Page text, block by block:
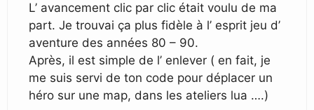
L’ avancement clic par clic était voulu de ma
part. Je trouvai ça plus fidèle à l’ esprit jeu d’
aventure des années 80 – 90.
Après, il est simple de l’ enlever ( en fait, je
me suis servi de ton code pour déplacer un
héro sur une map, dans les ateliers lua ….)